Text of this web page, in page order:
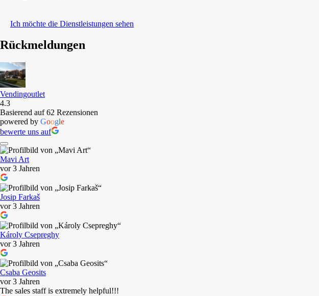
Ich möchte die Dienstleistungen sehen
Rückmeldungen
Vendingoutlet
4.3
Basierend auf 62 Rezensionen
powered by Google
bewerte uns auf
Mavi Art
vor 3 Jahren
Josip Farkaš
vor 3 Jahren
Károly Csepreghy
vor 3 Jahren
Csaba Geosits
vor 3 Jahren
The sales staff is extremely helpful!!!